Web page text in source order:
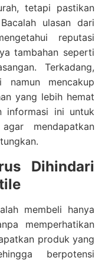
tetapi pastikan
ulasan dari
reputasi
tambahan seperti
Terkadang,
mencakup
yang lebih hemat
informasi ini untuk
mendapatkan
Dihindari
membeli hanya
memperhatikan
produk yang
berpotensi